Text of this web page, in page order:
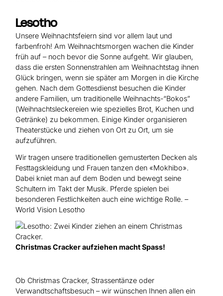
Lesotho
Unsere Weihnachtsfeiern sind vor allem laut und
farbenfroh! Am Weihnachtsmorgen wachen die Kinder
früh auf – noch bevor die Sonne aufgeht. Wir glauben,
dass die ersten Sonnenstrahlen am Weihnachtstag ihnen
Glück bringen, wenn sie später am Morgen in die Kirche
gehen. Nach dem Gottesdienst besuchen die Kinder
andere Familien, um traditionelle Weihnachts-“Bokos”
(Weihnachtsleckereien wie spezielles Brot, Kuchen und
Getränke) zu bekommen. Einige Kinder organisieren
Theaterstücke und ziehen von Ort zu Ort, um sie
aufzuführen.
Wir tragen unsere traditionellen gemusterten Decken als
Festtagskleidung und Frauen tanzen den «Mokhibo».
Dabei kniet man auf dem Boden und bewegt seine
Schultern im Takt der Musik. Pferde spielen bei
besonderen Festlichkeiten auch eine wichtige Rolle. –
World Vision Lesotho
Christmas Cracker aufziehen macht Spass!
Ob Christmas Cracker, Strassentänze oder
Verwandtschaftsbesuch – wir wünschen Ihnen allen ein